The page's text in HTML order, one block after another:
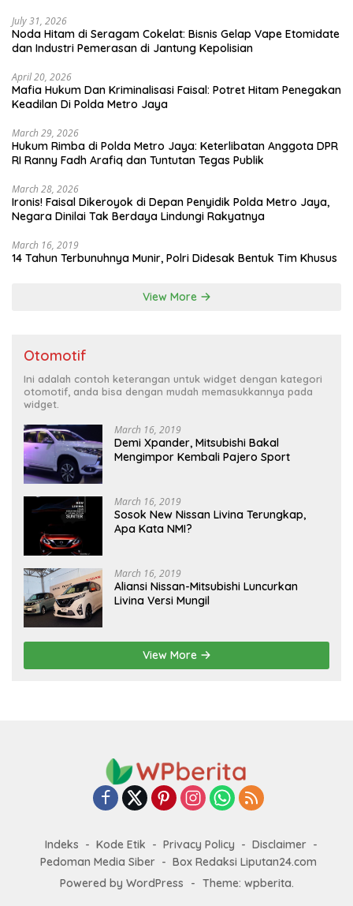
July 31, 2026
Noda Hitam di Seragam Cokelat: Bisnis Gelap Vape Etomidate
dan Industri Pemerasan di Jantung Kepolisian
April 20, 2026
Mafia Hukum Dan Kriminalisasi Faisal: Potret Hitam Penegakan
Keadilan Di Polda Metro Jaya
March 29, 2026
Hukum Rimba di Polda Metro Jaya: Keterlibatan Anggota DPR
RI Ranny Fadh Arafiq dan Tuntutan Tegas Publik
March 28, 2026
Ironis! Faisal Dikeroyok di Depan Penyidik Polda Metro Jaya,
Negara Dinilai Tak Berdaya Lindungi Rakyatnya
March 16, 2019
14 Tahun Terbunuhnya Munir, Polri Didesak Bentuk Tim Khusus
View More
Otomotif
Ini adalah contoh keterangan untuk widget dengan kategori
otomotif, anda bisa dengan mudah memasukkannya pada
widget.
March 16, 2019
Demi Xpander, Mitsubishi Bakal
Mengimpor Kembali Pajero Sport
March 16, 2019
Sosok New Nissan Livina Terungkap,
Apa Kata NMI?
March 16, 2019
Aliansi Nissan-Mitsubishi Luncurkan
Livina Versi Mungil
View More
Indeks Kode Etik Privacy Policy
Disclaimer
Pedoman Media Siber
Box Redaksi Liputan24.com
Powered by WordPress
- Theme: wpberita.